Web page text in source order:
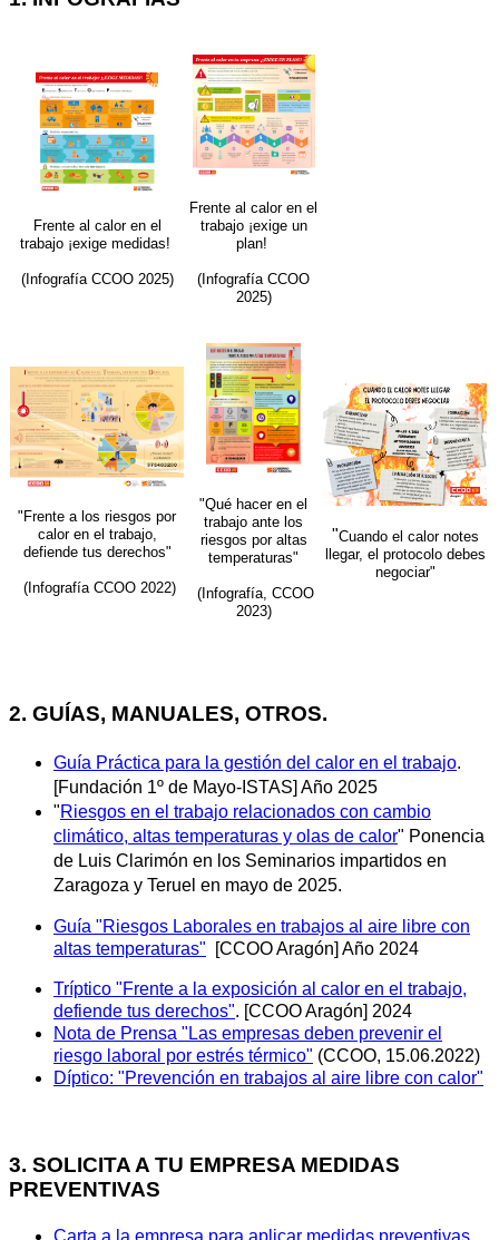
Frente al calor en el
trabajo ¡exige medidas!
(Infografía CCOO 2025)
Frente al calor en el
trabajo ¡exige un
plan!
(Infografía CCOO
2025)
"Frente a los riesgos por
calor en el trabajo,
defiende tus derechos"
(Infografía CCOO 2022)
"Qué hacer en el
trabajo ante los
riesgos por altas
temperaturas"
(Infografía, CCOO
2023)
"Cuando el calor notes
llegar, el protocolo debes
negociar"
2. GUÍAS, MANUALES, OTROS.
Guía Práctica para la gestión del calor en el trabajo.
[Fundación 1º de Mayo-ISTAS] Año 2025
"Riesgos en el trabajo relacionados con cambio
climático, altas temperaturas y olas de calor" Ponencia
de Luis Clarimón en los Seminarios impartidos en
Zaragoza y Teruel en mayo de 2025.
Guía "Riesgos Laborales en trabajos al aire libre con
altas temperaturas" [CCOO Aragón] Año 2024
Tríptico "Frente a la exposición al calor en el trabajo,
defiende tus derechos". [CCOO Aragón] 2024
Nota de Prensa "Las empresas deben prevenir el
riesgo laboral por estrés térmico" (CCOO, 15.06.2022)
Díptico: "Prevención en trabajos al aire libre con calor"
3. SOLICITA A TU EMPRESA MEDIDAS
PREVENTIVAS
Carta a la empresa para aplicar medidas preventivas